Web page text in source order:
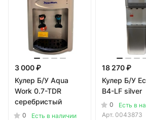
3 000 ₽
Кулер Б/У Aqua
Work 0.7-TDR
серебристый
0
Есть в наличии
18 270 ₽
Кулер Б/У
B4-LF silver
0
Есть в
Арт. 0043873